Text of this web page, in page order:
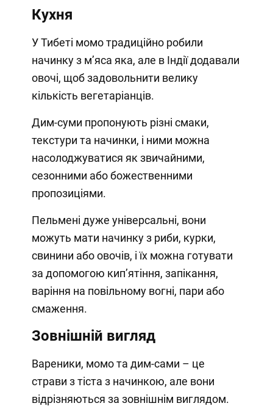
Кухня
У Тибеті момо традиційно робили
начинку з м’яса яка, але в Індії додавали
овочі, щоб задовольнити велику
кількість вегетаріанців.
Дим-суми пропонують різні смаки,
текстури та начинки, і ними можна
насолоджуватися як звичайними,
сезонними або божественними
пропозиціями.
Пельмені дуже універсальні, вони
можуть мати начинку з риби, курки,
свинини або овочів, і їх можна готувати
за допомогою кип’ятіння, запікання,
варіння на повільному вогні, пари або
смаження.
Зовнішній вигляд
Вареники, момо та дим-сами – це
страви з тіста з начинкою, але вони
відрізняються за зовнішнім виглядом.